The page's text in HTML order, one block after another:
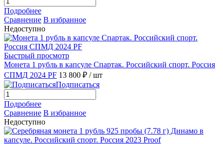
Подробнее
Сравнение В избранное
Недоступно
Быстрый просмотр
Монета 1 рубль в капсуле Спартак. Российский спорт. Россия
СПМД 2024 PF 13 800 ₽ / шт
Подписаться
Подробнее
Сравнение В избранное
Недоступно